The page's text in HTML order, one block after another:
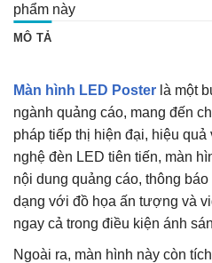
phẩm này
MÔ TẢ
Màn hình LED Poster là một
ngành quảng cáo, mang đến
pháp tiếp thị hiện đại, hiệu
nghệ đèn LED tiên tiến, màn
nội dung quảng cáo, thông
dạng với đồ họa ấn tượng và
ngay cả trong điều kiện ánh
Ngoài ra, màn hình này còn